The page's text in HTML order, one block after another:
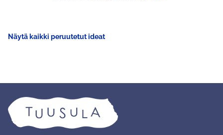
Näytä kaikki peruutetut ideat